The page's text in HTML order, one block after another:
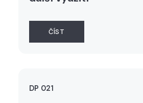
ČÍST
DP 021